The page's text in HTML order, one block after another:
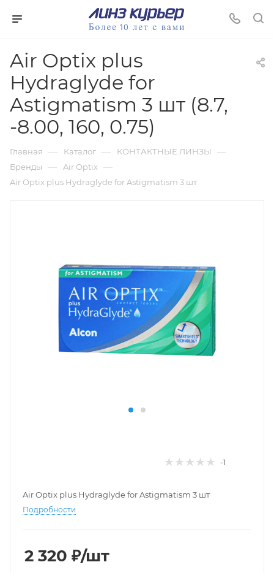
Air Optix plus
Hydraglyde for
Astigmatism 3 шт (8.7,
-8.00, 160, 0.75)
Главная — Каталог — КОНТАКТНЫЕ ЛИНЗЫ —
Бренды — Air Optix —
Air Optix plus Hydraglyde for Astigmatism 3 шт
-1
Air Optix plus Hydraglyde for Astigmatism 3 шт
Подробности
2 320 ₽/шт